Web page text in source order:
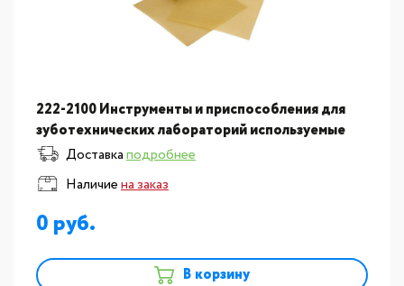
222-2100 Инструменты и приспособления для
зуботехнических лабораторий используемые
зубным техником для формовки: Сетки
укрепляющие мелкие в
Доставкаподробнее
Наличиена заказ
0
В корзину